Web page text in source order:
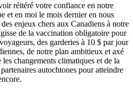
réitéré votre confiance en notre
et en moi le mois dernier en nous
enjeux chers aux Canadiens à notre
de la vaccination obligatoire pour
des garderies à 10 $ par jour
de notre plan ambitieux et axé
changements climatiques et de la
autochtones pour atteindre